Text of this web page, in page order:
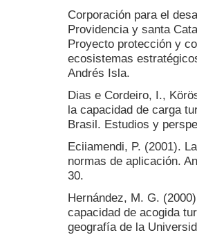
Corporación para el
Providencia y santa
Proyecto protección y
ecosistemas
Andrés Isla.
Dias e Cordeiro, I.,
la capacidad de carga
Brasil. Estudios y
Eciiamendi, P. (2001).
normas de aplicación.
30.
Hernández, M. G.
capacidad de acogida
geografía de la